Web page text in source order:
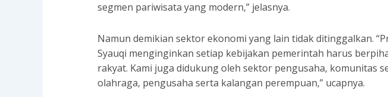
segmen pariwisata yang modern,” jelasnya.
Namun demikian sektor ekonomi yang lain tidak ditinggalkan.
Syauqi menginginkan setiap kebijakan pemerintah harus
rakyat. Kami juga didukung oleh sektor pengusaha, komunitas
olahraga, pengusaha serta kalangan perempuan,” ucapnya.